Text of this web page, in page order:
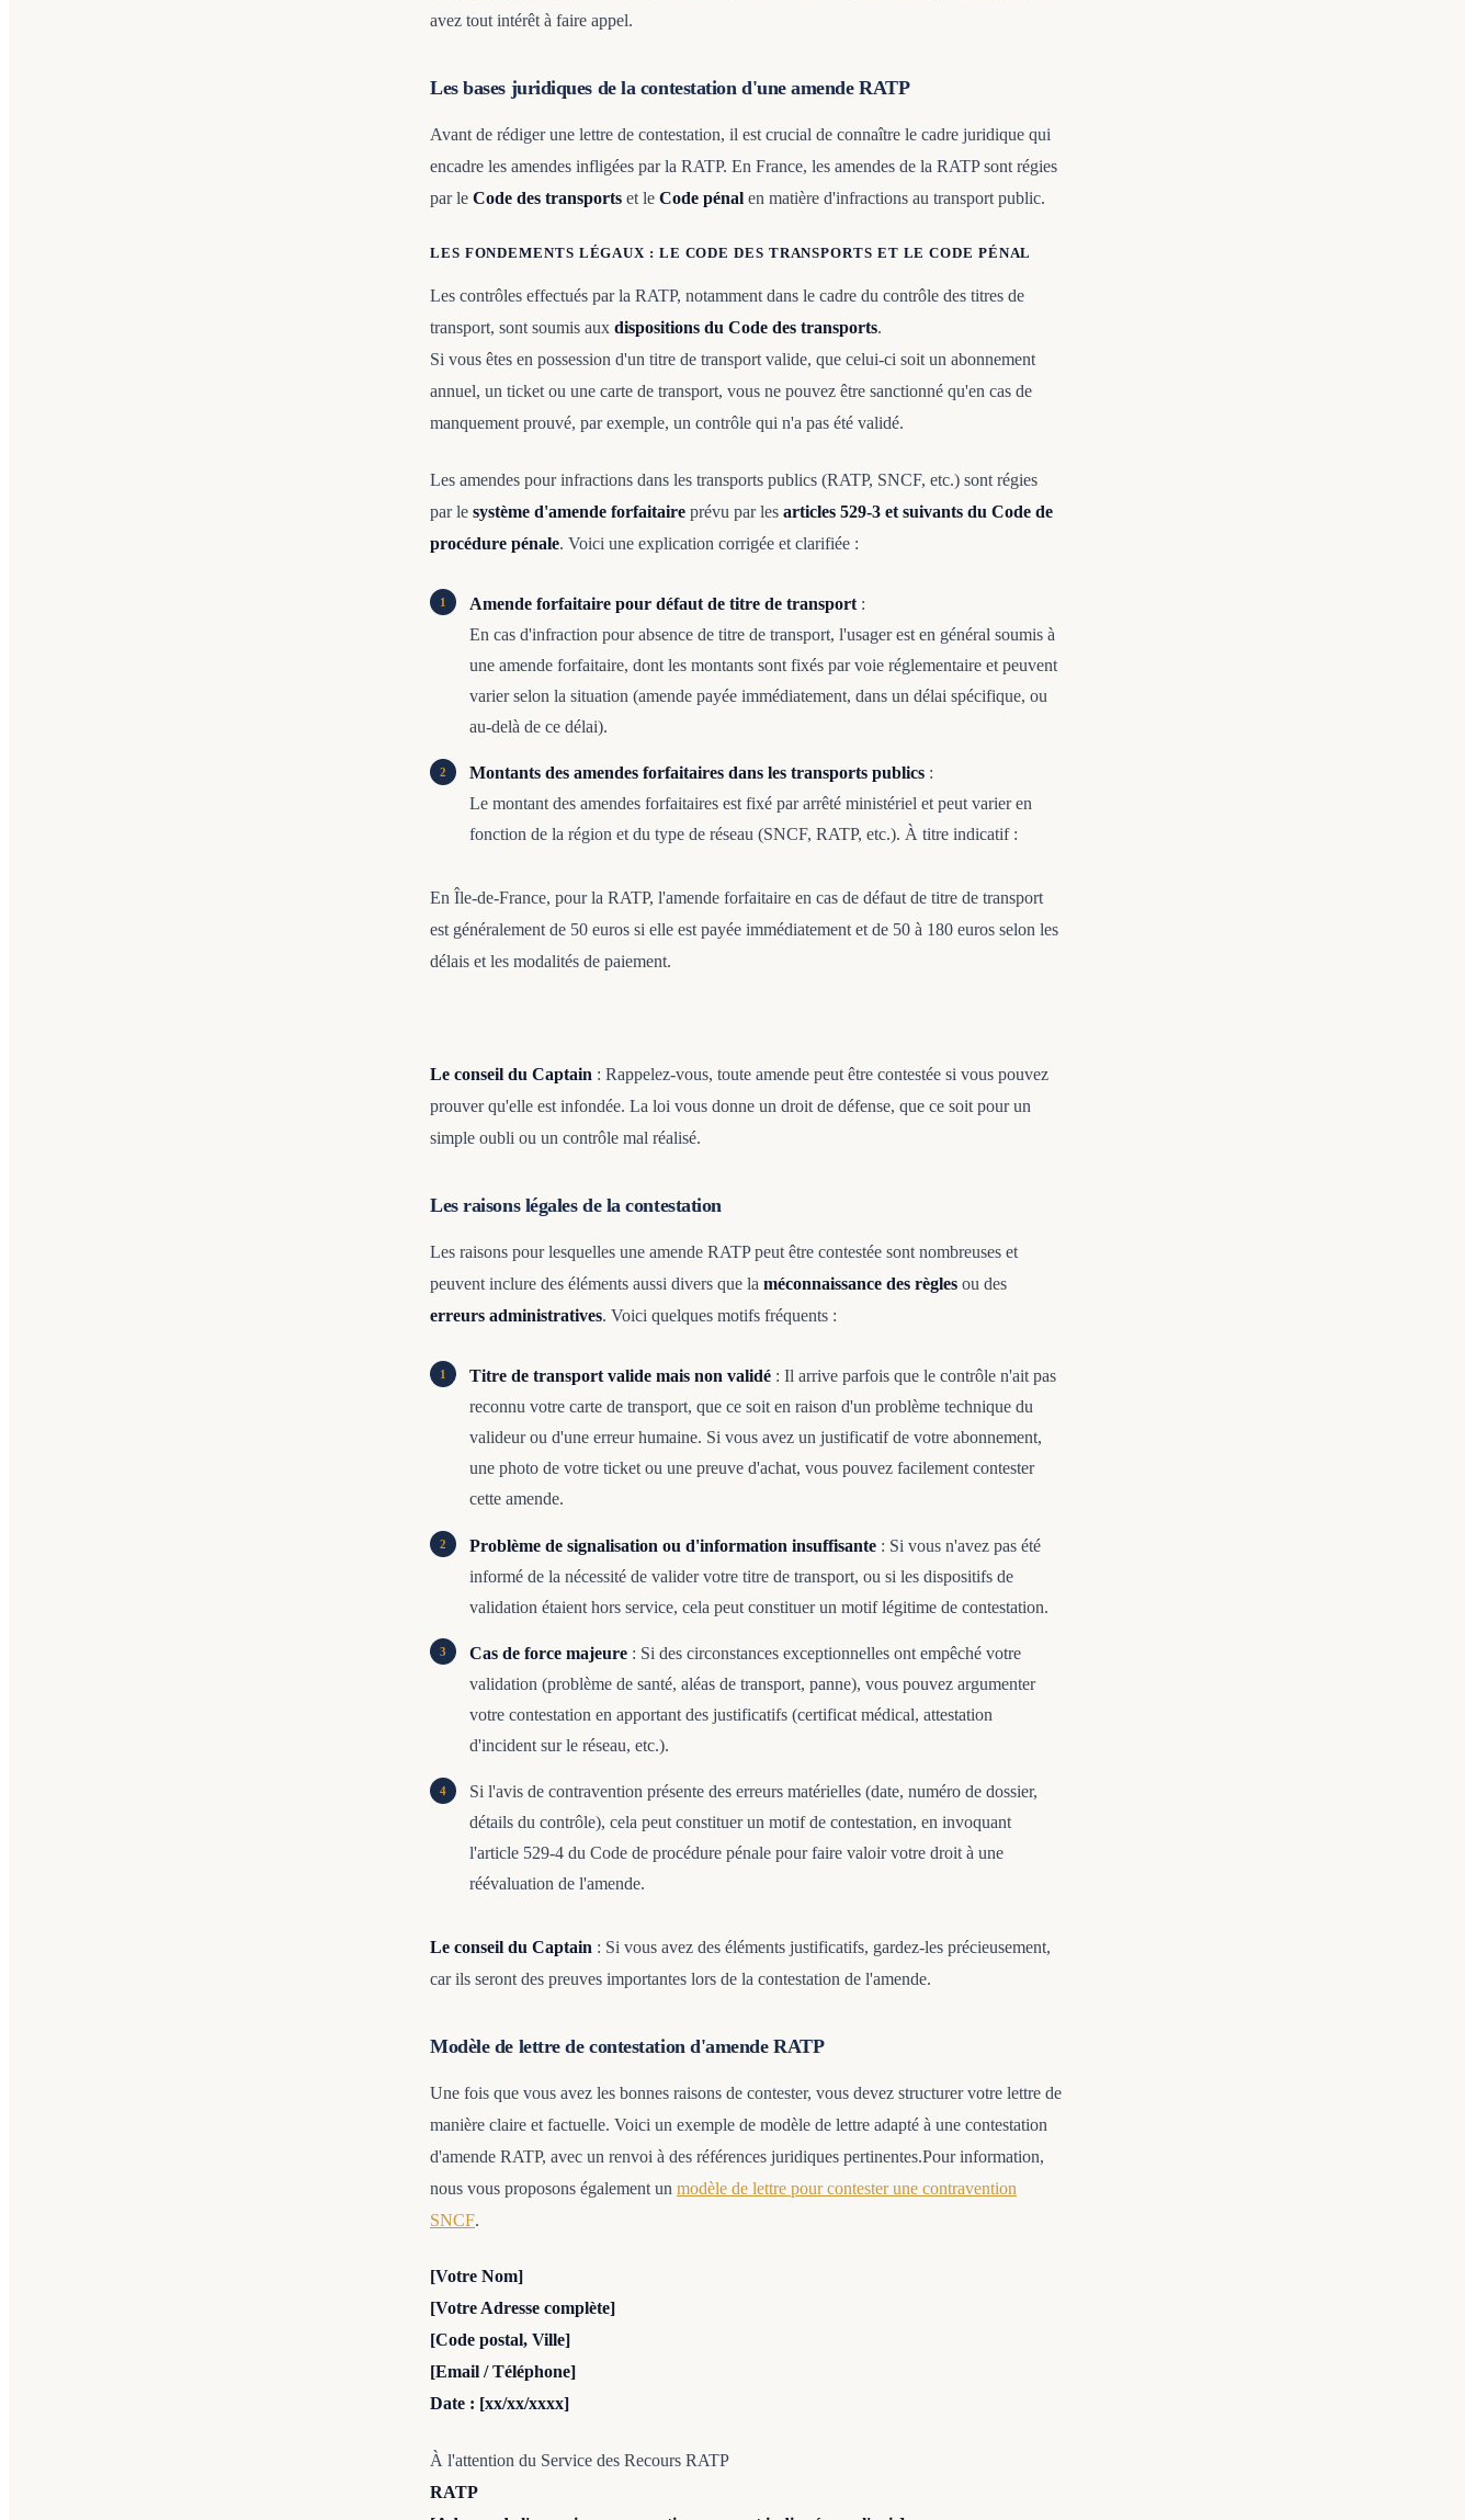
avez tout intérêt à faire appel.
Les bases juridiques de la contestation d'une amende RATP
Avant de rédiger une lettre de contestation, il est crucial de connaître le cadre juridique qui
encadre les amendes infligées par la RATP. En France, les amendes de la RATP sont régies
par le Code des transports et le Code pénal en matière d'infractions au transport public.
LES FONDEMENTS LÉGAUX : LE CODE DES TRANSPORTS ET LE CODE PÉNAL
Les contrôles effectués par la RATP, notamment dans le cadre du contrôle des titres de
transport, sont soumis aux dispositions du Code des transports.
Si vous êtes en possession d'un titre de transport valide, que celui-ci soit un abonnement
annuel, un ticket ou une carte de transport, vous ne pouvez être sanctionné qu'en cas de
manquement prouvé, par exemple, un contrôle qui n'a pas été validé.
Les amendes pour infractions dans les transports publics (RATP, SNCF, etc.) sont régies
par le système d'amende forfaitaire prévu par les articles 529-3 et suivants du Code de
procédure pénale. Voici une explication corrigée et clarifiée :
Amende forfaitaire pour défaut de titre de transport :
En cas d'infraction pour absence de titre de transport, l'usager est en général soumis à
une amende forfaitaire, dont les montants sont fixés par voie réglementaire et peuvent
varier selon la situation (amende payée immédiatement, dans un délai spécifique, ou
au-delà de ce délai).
Montants des amendes forfaitaires dans les transports publics :
Le montant des amendes forfaitaires est fixé par arrêté ministériel et peut varier en
fonction de la région et du type de réseau (SNCF, RATP, etc.). À titre indicatif :
En Île-de-France, pour la RATP, l'amende forfaitaire en cas de défaut de titre de transport
est généralement de 50 euros si elle est payée immédiatement et de 50 à 180 euros selon les
délais et les modalités de paiement.
Le conseil du Captain : Rappelez-vous, toute amende peut être contestée si vous pouvez
prouver qu'elle est infondée. La loi vous donne un droit de défense, que ce soit pour un
simple oubli ou un contrôle mal réalisé.
Les raisons légales de la contestation
Les raisons pour lesquelles une amende RATP peut être contestée sont nombreuses et
peuvent inclure des éléments aussi divers que la méconnaissance des règles ou des
erreurs administratives. Voici quelques motifs fréquents :
Titre de transport valide mais non validé : Il arrive parfois que le contrôle n'ait pas
reconnu votre carte de transport, que ce soit en raison d'un problème technique du
valideur ou d'une erreur humaine. Si vous avez un justificatif de votre abonnement,
une photo de votre ticket ou une preuve d'achat, vous pouvez facilement contester
cette amende.
Problème de signalisation ou d'information insuffisante : Si vous n'avez pas été
informé de la nécessité de valider votre titre de transport, ou si les dispositifs de
validation étaient hors service, cela peut constituer un motif légitime de contestation.
Cas de force majeure : Si des circonstances exceptionnelles ont empêché votre
validation (problème de santé, aléas de transport, panne), vous pouvez argumenter
votre contestation en apportant des justificatifs (certificat médical, attestation
d'incident sur le réseau, etc.).
Si l'avis de contravention présente des erreurs matérielles (date, numéro de dossier,
détails du contrôle), cela peut constituer un motif de contestation, en invoquant
l'article 529-4 du Code de procédure pénale pour faire valoir votre droit à une
réévaluation de l'amende.
Le conseil du Captain : Si vous avez des éléments justificatifs, gardez-les précieusement,
car ils seront des preuves importantes lors de la contestation de l'amende.
Modèle de lettre de contestation d'amende RATP
Une fois que vous avez les bonnes raisons de contester, vous devez structurer votre lettre de
manière claire et factuelle. Voici un exemple de modèle de lettre adapté à une contestation
d'amende RATP, avec un renvoi à des références juridiques pertinentes.Pour information,
nous vous proposons également un modèle de lettre pour contester une contravention
SNCF.
[Votre Nom]
[Votre Adresse complète]
[Code postal, Ville]
[Email / Téléphone]
Date : [xx/xx/xxxx]
À l'attention du Service des Recours RATP
RATP